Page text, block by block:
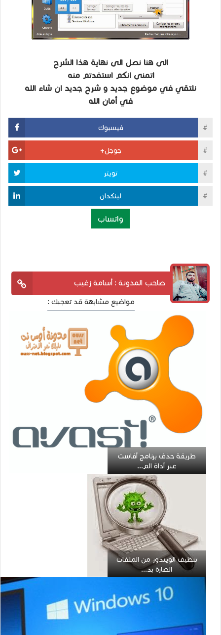
الى هنا نصل الى نهاية هذا الشرح
اتمنى انكم استفدتم منه
نلتقي في موضوع جديد و شرح جديد ان شاء الله
في أمان الله
فيسبوك
جوجل+
تويتر
لينكدان
واتساب
صاحب المدونة : أسامة زغيب
مواضيع مشابهة قد تعجبك :
طريقة حذف برنامج أفاست
عبر أداة الم...
تنظيف الويندوز من الملفات
الضارة بد...